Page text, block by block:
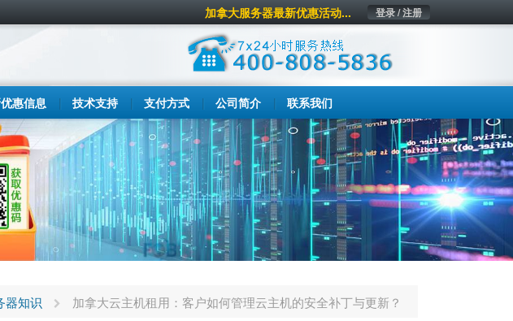
登录 / 注册
加拿大服务器最新优惠活动...
惠信息 技术支持 支付方式 公司简介 联系我们
器知识 加拿大云主机租用：客户如何管理云主机的安全补丁与更新？